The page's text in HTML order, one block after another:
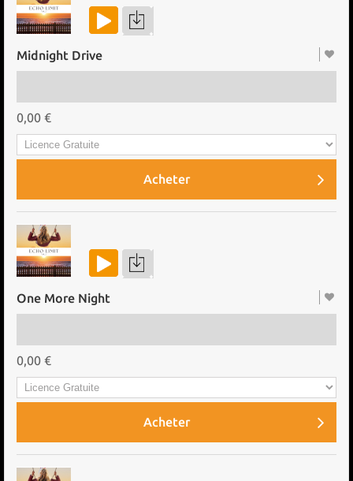
Midnight Drive
0,00 €
Acheter
One More Night
0,00 €
Acheter